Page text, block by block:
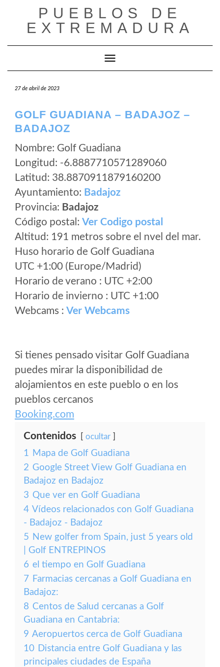
contenido
PUEBLOS DE
EXTREMADURA
Cambiar modo de navegación
27 de abril de 2023
GOLF GUADIANA – BADAJOZ –
BADAJOZ
Nombre: Golf Guadiana
Longitud: -6.8887710571289060
Latitud: 38.8870911879160200
Ayuntamiento: Badajoz
Provincia: Badajoz
Código postal: Ver Codigo postal
Altitud: 191 metros sobre el nvel del mar.
Huso horario de Golf Guadiana
UTC +1:00 (Europe/Madrid)
Horario de verano : UTC +2:00
Horario de invierno : UTC +1:00
Webcams : Ver Webcams
Si tienes pensado visitar Golf Guadiana
puedes mirar la disponibilidad de
alojamientos en este pueblo o en los
pueblos cercanos
Booking.com
Contenidos ocultar
1 Mapa de Golf Guadiana
2 Google Street View Golf Guadiana en
Badajoz en Badajoz
3 Que ver en Golf Guadiana
4 Vídeos relacionados con Golf Guadiana
- Badajoz - Badajoz
5 New golfer from Spain, just 5 years old
| Golf ENTREPINOS
6 el tiempo en Golf Guadiana
7 Farmacias cercanas a Golf Guadiana en
Badajoz:
8 Centos de Salud cercanas a Golf
Guadiana en Cantabria:
9 Aeropuertos cerca de Golf Guadiana
10 Distancia entre Golf Guadiana y las
principales ciudades de España